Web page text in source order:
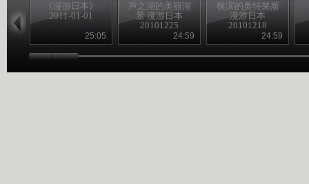
《漫游日本》
2011-01-01
25:05
芦之湖的美丽湖
景 漫游日本
20101225
24:59
横滨的奥特莱斯
漫游日本
20101218
24:59